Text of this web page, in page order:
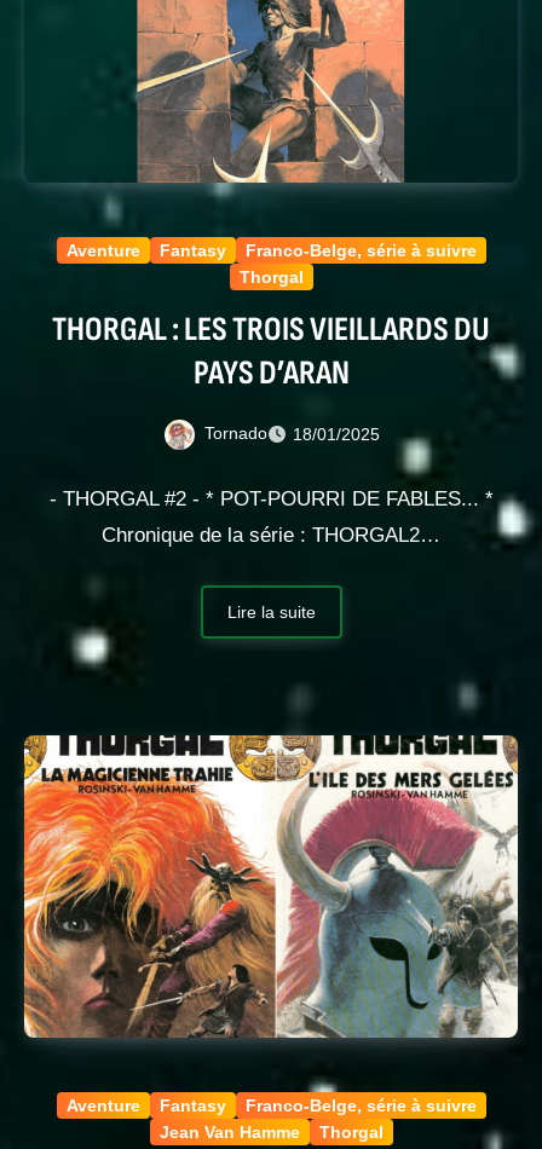
Aventure Fantasy
Franco-Belge, série à suivre
Thorgal
THORGAL : LES TROIS VIEILLARDS DU
PAYS D’ARAN
Tornado 18/01/2025
- THORGAL #2 - * POT-POURRI DE FABLES... *
Chronique de la série : THORGAL2…
Lire la suite
Aventure Fantasy
Franco-Belge, série à suivre
Jean Van Hamme
Thorgal